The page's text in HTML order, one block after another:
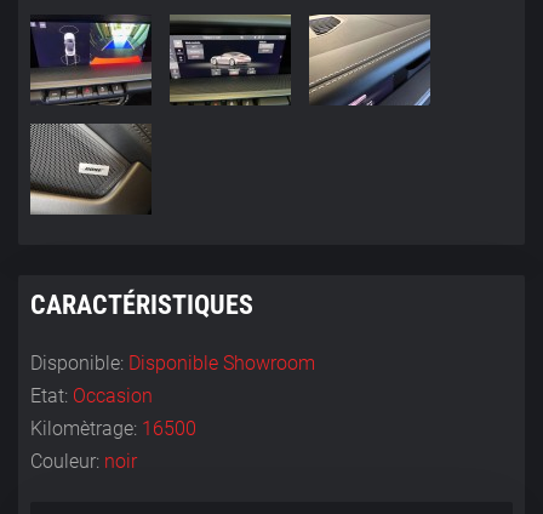
CARACTÉRISTIQUES
Disponible: Disponible Showroom
Etat: Occasion
Kilomètrage: 16500
Couleur: noir